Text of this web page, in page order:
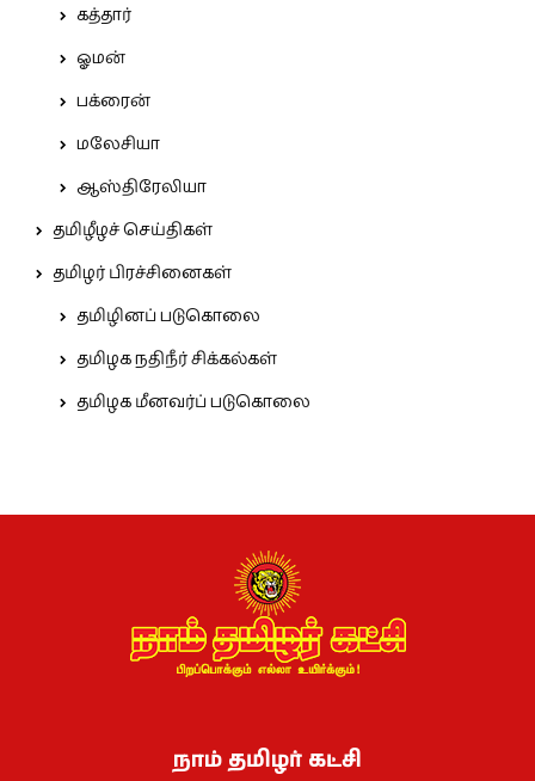
கத்தார்
ஓமன்
பக்ரைன்
மலேசியா
ஆஸ்திரேலியா
தமிழீழச் செய்திகள்
தமிழர் பிரச்சினைகள்
தமிழினப் படுகொலை
தமிழக நதிநீர் சிக்கல்கள்
தமிழக மீனவர்ப் படுகொலை
நாம் தமிழர் கட்சி